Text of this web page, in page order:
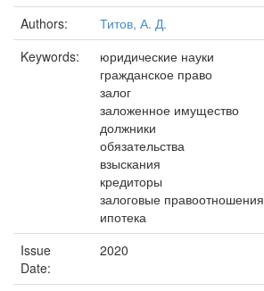
Authors:
Титов, А. Д.
Keywords:
юридические науки
гражданское право
залог
заложенное имущество
должники
обязательства
взыскания
кредиторы
залоговые правоотношения
ипотека
Issue
Date:
2020